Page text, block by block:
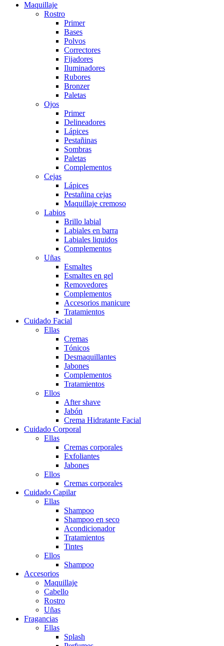
Maquillaje
Rostro
Primer
Bases
Polvos
Correctores
Fijadores
Iluminadores
Rubores
Bronzer
Paletas
Ojos
Primer
Delineadores
Lápices
Pestañinas
Sombras
Paletas
Complementos
Cejas
Lápices
Pestañina cejas
Maquillaje cremoso
Labios
Brillo labial
Labiales en barra
Labiales liquidos
Complementos
Uñas
Esmaltes
Esmaltes en gel
Removedores
Complementos
Accesorios manicure
Tratamientos
Cuidado Facial
Ellas
Cremas
Tónicos
Desmaquillantes
Jabones
Complementos
Tratamientos
Ellos
After shave
Jabón
Crema Hidratante Facial
Cuidado Corporal
Ellas
Cremas corporales
Exfoliantes
Jabones
Ellos
Cremas corporales
Cuidado Capilar
Ellas
Shampoo
Shampoo en seco
Acondicionador
Tratamientos
Tintes
Ellos
Shampoo
Accesorios
Maquillaje
Cabello
Rostro
Uñas
Fragancias
Ellas
Splash